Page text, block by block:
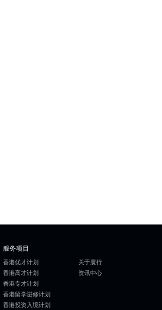
服务项目
香港优才计划
香港高才计划
香港专才计划
香港留学进修计划
香港投资入境计划
关于寰行
资讯中心